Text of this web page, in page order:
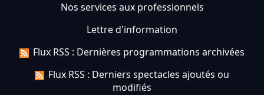
Nos services aux professionnels
Lettre d'information
Flux RSS : Dernières programmations archivées
Flux RSS : Derniers spectacles ajoutés ou
modifiés